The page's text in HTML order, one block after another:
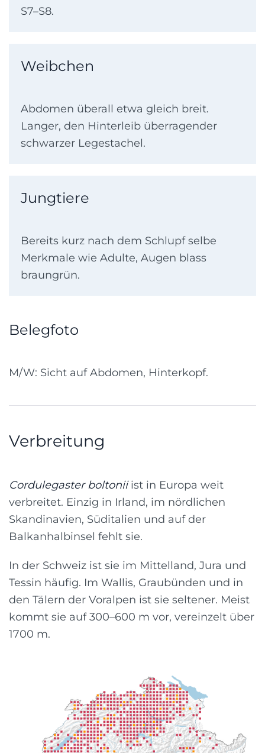
S7–S8.
Weibchen
Abdomen überall etwa gleich breit.
Langer, den Hinterleib überragender
schwarzer Legestachel.
Jungtiere
Bereits kurz nach dem Schlupf selbe
Merkmale wie Adulte, Augen blass
braungrün.
Belegfoto
M/W: Sicht auf Abdomen, Hinterkopf.
Verbreitung
Cordulegaster boltoniiist in Europa weit
verbreitet. Einzig in Irland, im nördlichen
Skandinavien, Süditalien und auf der
Balkanhalbinsel fehlt sie.
In der Schweiz ist sie im Mittelland, Jura und
Tessin häufig. Im Wallis, Graubünden und in
den Tälern der Voralpen ist sie seltener. Meist
kommt sie auf 300–600 m vor, vereinzelt über
1700 m.